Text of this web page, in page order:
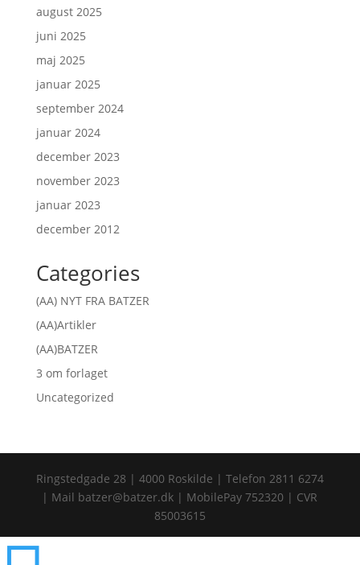
august 2025
juni 2025
maj 2025
januar 2025
september 2024
januar 2024
december 2023
november 2023
januar 2023
december 2012
Categories
(AA) NYT FRA BATZER
(AA)Artikler
(AA)BATZER
3 om forlaget
Uncategorized
Ringstedgade 28 | 4000 Roskilde | Telefon 2811 6274
| Mail batzer@batzer.dk | MobilePay 752320 | CVR
85003615